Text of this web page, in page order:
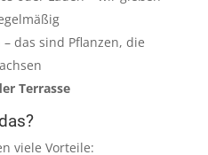
– das sind Pflanzen, die
Terrasse
viele Vorteile: